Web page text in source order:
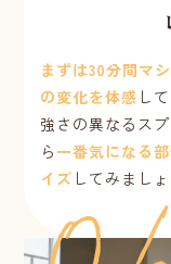
まずは30分間マ
の変化を体感 し
強さの異なるス
ら 一番気になる
イズ してみましょ